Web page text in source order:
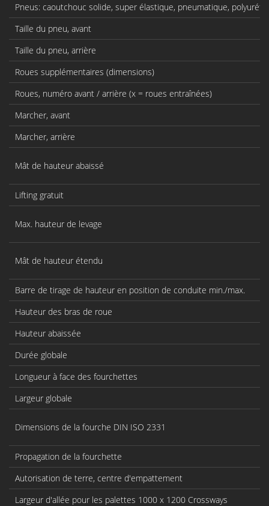
Pneus: caoutchouc solide, super élastique, pneumatique,
Taille du pneu, avant
Taille du pneu, arrière
Roues supplémentaires (dimensions)
Roues, numéro avant / arrière (x = roues entraînées)
Marcher, avant
Marcher, arrière
Mât de hauteur abaissé
Lifting gratuit
Max. hauteur de levage
Mât de hauteur étendu
Barre de tirage de hauteur en position de conduite min./max.
Hauteur des bras de roue
Hauteur abaissée
Durée globale
Longueur à face des fourchettes
Largeur globale
Dimensions de la fourche DIN ISO 2331
Propagation de la fourchette
Autorisation de terre, centre d'empattement
Largeur d'allée pour les palettes 1000 x 1200 Crossways